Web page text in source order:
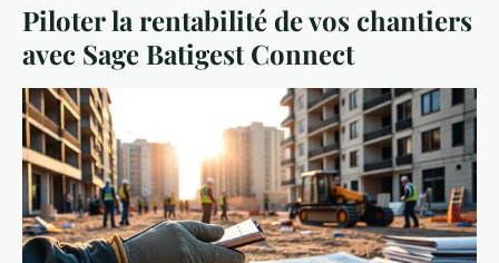
Piloter la rentabilité de vos chantiers
avec Sage Batigest Connect